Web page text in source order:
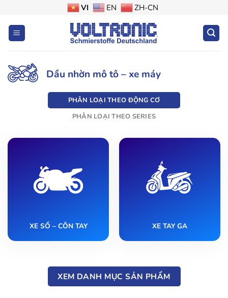
dung
VI EN ZH-CN
Dầu nhờn mô tô – xe máy
PHÂN LOẠI THEO ĐỘNG CƠ
PHÂN LOẠI THEO SERIES
XE SỐ – CÔN TAY XE TAY GA
XEM DANH MỤC SẢN PHẨM